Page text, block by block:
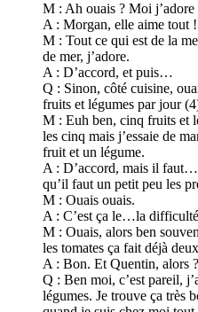
M : Ah ouais ? Moi j’adore
A : Morgan, elle aime tout !
M : Tout ce qui est de la
de mer, j’adore.
A : D’accord, et puis…
Q : Sinon, côté cuisine,
fruits et légumes par jour
M : Euh ben, cinq fruits et
les cinq mais j’essaie de
fruit et un légume.
A : D’accord, mais il faut…
qu’il faut un petit peu les
M : Ouais ouais.
A : C’est ça le…la
M : Ouais, alors ben
les tomates ça fait déjà
A : Bon. Et Quentin, alors ?
Q : Ben moi, c’est pareil,
légumes. Je trouve ça très